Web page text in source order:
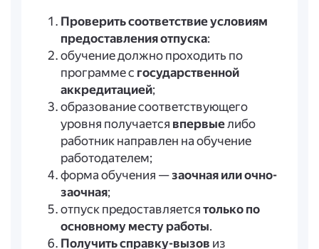
Проверить соответствие условиям
предоставления отпуска:
обучение должно проходить по
программе с государственной
аккредитацией;
образование соответствующего
уровня получается впервыелибо
работник направлен на обучение
работодателем;
форма обучения —заочная или очно-
заочная;
отпуск предоставляется только по
основному месту работы.
Получить справку-вызов из